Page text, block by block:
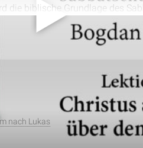
die biblische Grundlage des
als Zeichen des Bundes
aus dem Leben Jesu wird
erlaubt ist. Die Bedeutung
wie seine ewige
alles anzeigen
nach Lukas